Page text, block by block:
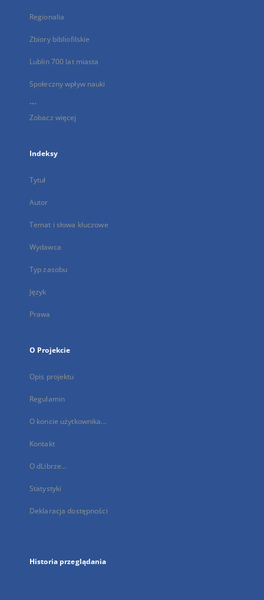
Regionalia
Zbiory bibliofilskie
Lublin 700 lat miasta
Społeczny wpływ nauki
...
Zobacz więcej
Indeksy
Tytuł
Autor
Temat i słowa kluczowe
Wydawca
Typ zasobu
Język
Prawa
O Projekcie
Opis projektu
Regulamin
O koncie użytkownika...
Kontakt
O dLibrze...
Statystyki
Deklaracja dostępności
Historia przeglądania